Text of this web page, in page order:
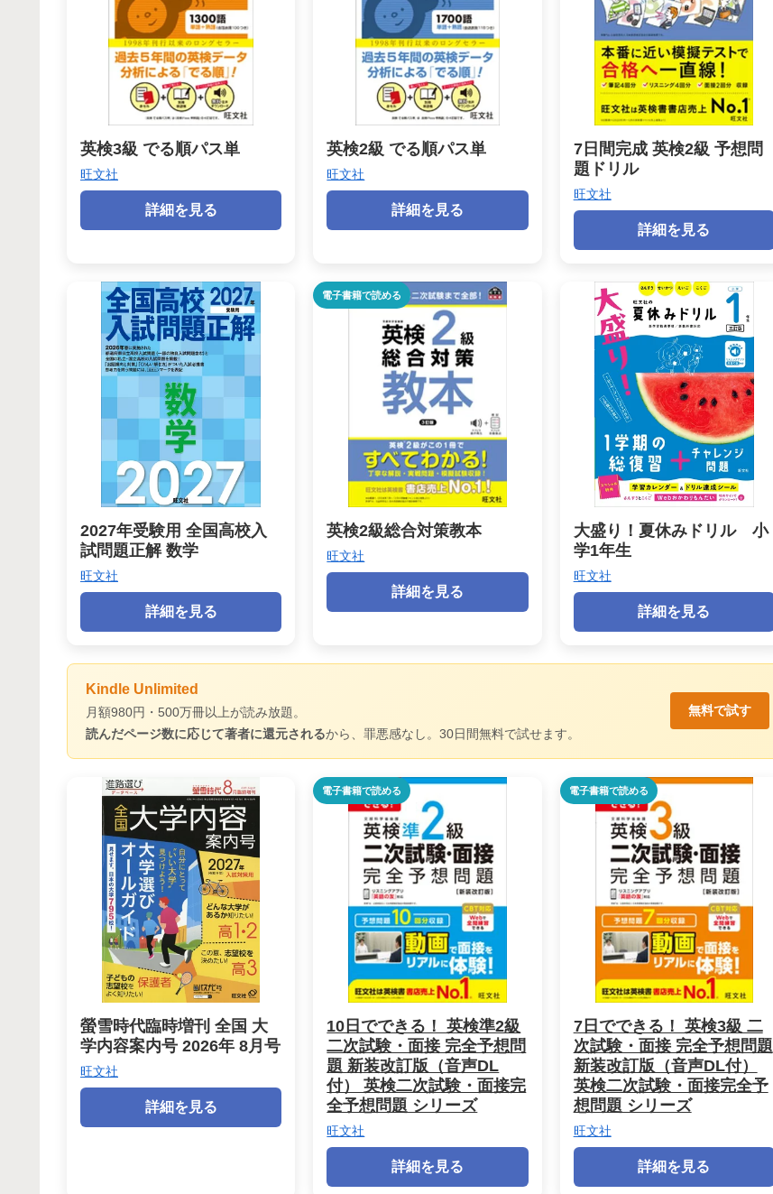
英検3級 でる順パス単
旺文社
詳細を見る
英検2級 でる順パス単
旺文社
詳細を見る
7日間完成 英検2級 予想問
題ドリル
旺文社
詳細を見る
2027年受験用 全国高校入
試問題正解 数学
旺文社
詳細を見る
電子書籍で読める
英検2級総合対策教本
旺文社
詳細を見る
大盛り！夏休みドリル 小
学1年生
旺文社
詳細を見る
Kindle Unlimited
月額980円・500万冊以上が読み放題。
読んだページ数に応じて著者に還元されるから、罪悪感なし。30日間無料で試せます。
無料で試す
螢雪時代臨時増刊 全国 大
学内容案内号 2026年 8月号
旺文社
詳細を見る
電子書籍で読める
10日でできる！ 英検準2級
二次試験・面接 完全予想問
題 新装改訂版（音声DL
付） 英検二次試験・面接完
全予想問題 シリーズ
旺文社
詳細を見る
電子書籍で読める
7日でできる！ 英検3級 二
次試験・面接 完全予想問題
新装改訂版（音声DL付）
英検二次試験・面接完全予
想問題 シリーズ
旺文社
詳細を見る